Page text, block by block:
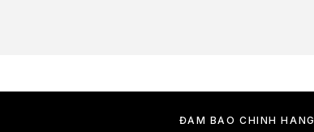
ĐẢM BẢO CHÍNH HÃNG